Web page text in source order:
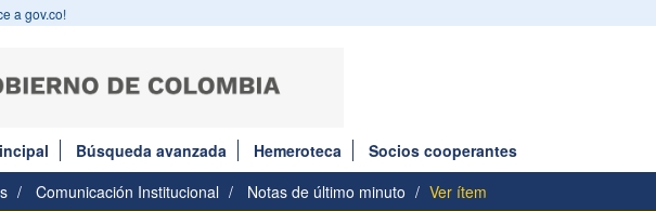
a gov.co!
Búsqueda avanzada Hemeroteca
Socios cooperantes
Comunicación Institucional Notas de último minuto Ver ítem